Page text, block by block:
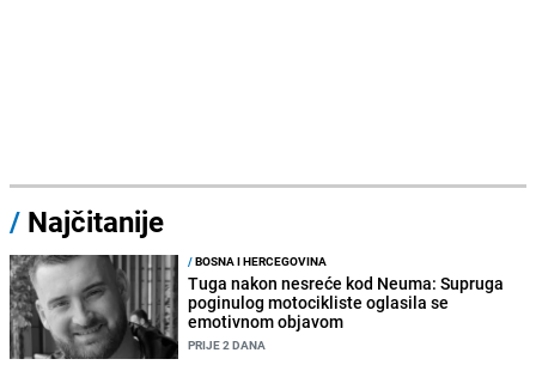
/ Najčitanije
/BOSNA I HERCEGOVINA
Tuga nakon nesreće kod Neuma: Supruga
poginulog motocikliste oglasila se
emotivnom objavom
PRIJE 2 DANA